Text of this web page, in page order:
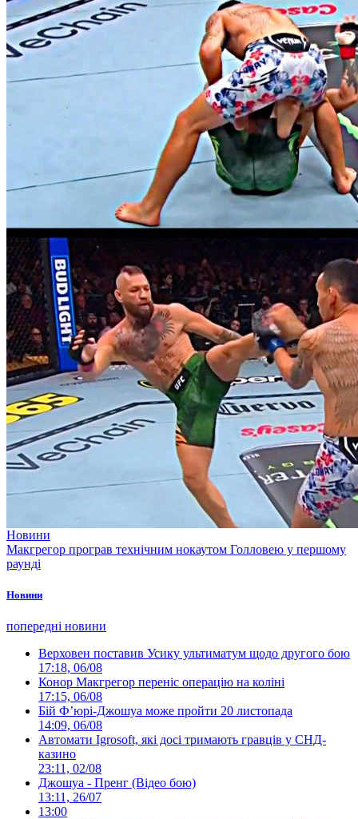
Новини
Макгрегор програв технічним нокаутом Голловею у першому
раунді
Новини
попередні новини
Верховен поставив Усику ультиматум щодо другого бою
17:18, 06/08
Конор Макгрегор переніс операцію на коліні
17:15, 06/08
Бій Ф’юрі-Джошуа може пройти 20 листопада
14:09, 06/08
Автомати Igrosoft, які досі тримають гравців у СНД-
казино
23:11, 02/08
Джошуа - Пренг (Відео бою)
13:11, 26/07
13:00